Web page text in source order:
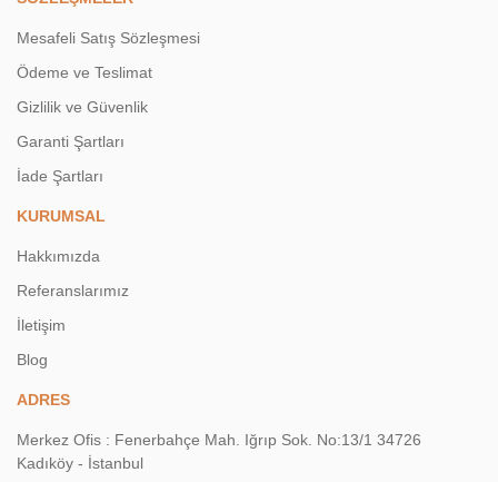
Mesafeli Satış Sözleşmesi
Ödeme ve Teslimat
Gizlilik ve Güvenlik
Garanti Şartları
İade Şartları
KURUMSAL
Hakkımızda
Referanslarımız
İletişim
Blog
ADRES
Merkez Ofis : Fenerbahçe Mah. Iğrıp Sok. No:13/1 34726
Kadıköy - İstanbul